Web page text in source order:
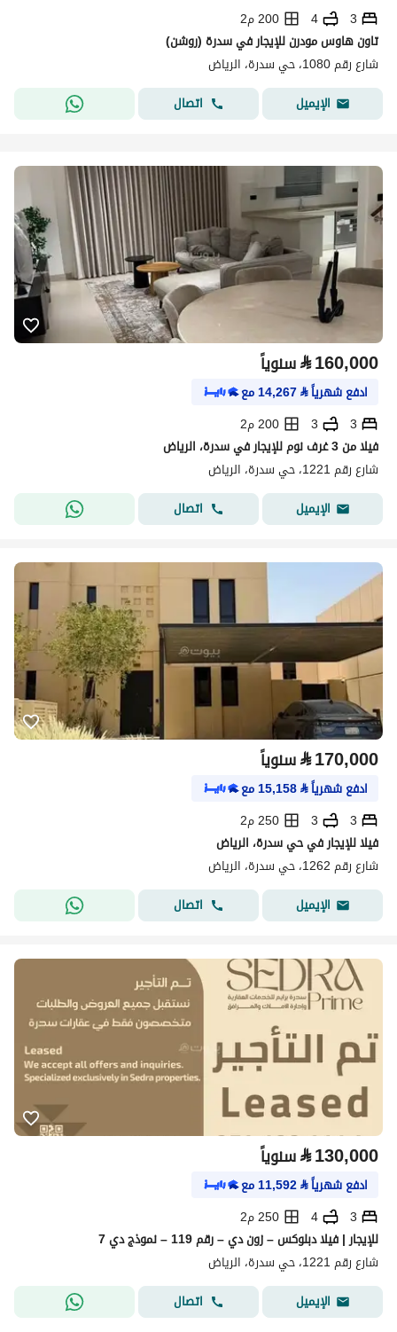
3
4
200 م2
تاون هاوس مودرن للإيجار في سدرة (روشن)
شارع رقم 1080، حي سدرة، الرياض
الإيميل
اتصال
⃁160,000 سنوياً
ادفع شهرياً⃁
14,267مع
3
3
200 م2
فيلا من 3 غرف نوم للإيجار في سدرة، الرياض
شارع رقم 1221، حي سدرة، الرياض
الإيميل
اتصال
⃁170,000 سنوياً
ادفع شهرياً⃁
15,158مع
3
3
250 م2
فيلا للإيجار في حي سدرة، الرياض
شارع رقم 1262، حي سدرة، الرياض
الإيميل
اتصال
⃁130,000 سنوياً
ادفع شهرياً⃁
11,592مع
3
4
250 م2
للإيجار | فيلا دبلوكس – زون دي – رقم 119 – نموذج دي 7
شارع رقم 1221، حي سدرة، الرياض
الإيميل
اتصال